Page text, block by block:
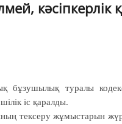
кәсіпкерлік
бұзушылық туралы
іс қаралды.
тексеру жұмыстарын